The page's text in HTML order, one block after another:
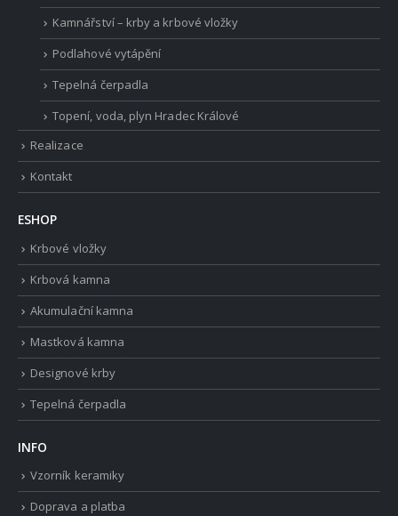
Kamnářství – krby a krbové vložky
Podlahové vytápění
Tepelná čerpadla
Topení, voda, plyn Hradec Králové
Realizace
Kontakt
ESHOP
Krbové vložky
Krbová kamna
Akumulační kamna
Mastková kamna
Designové krby
Tepelná čerpadla
INFO
Vzorník keramiky
Doprava a platba